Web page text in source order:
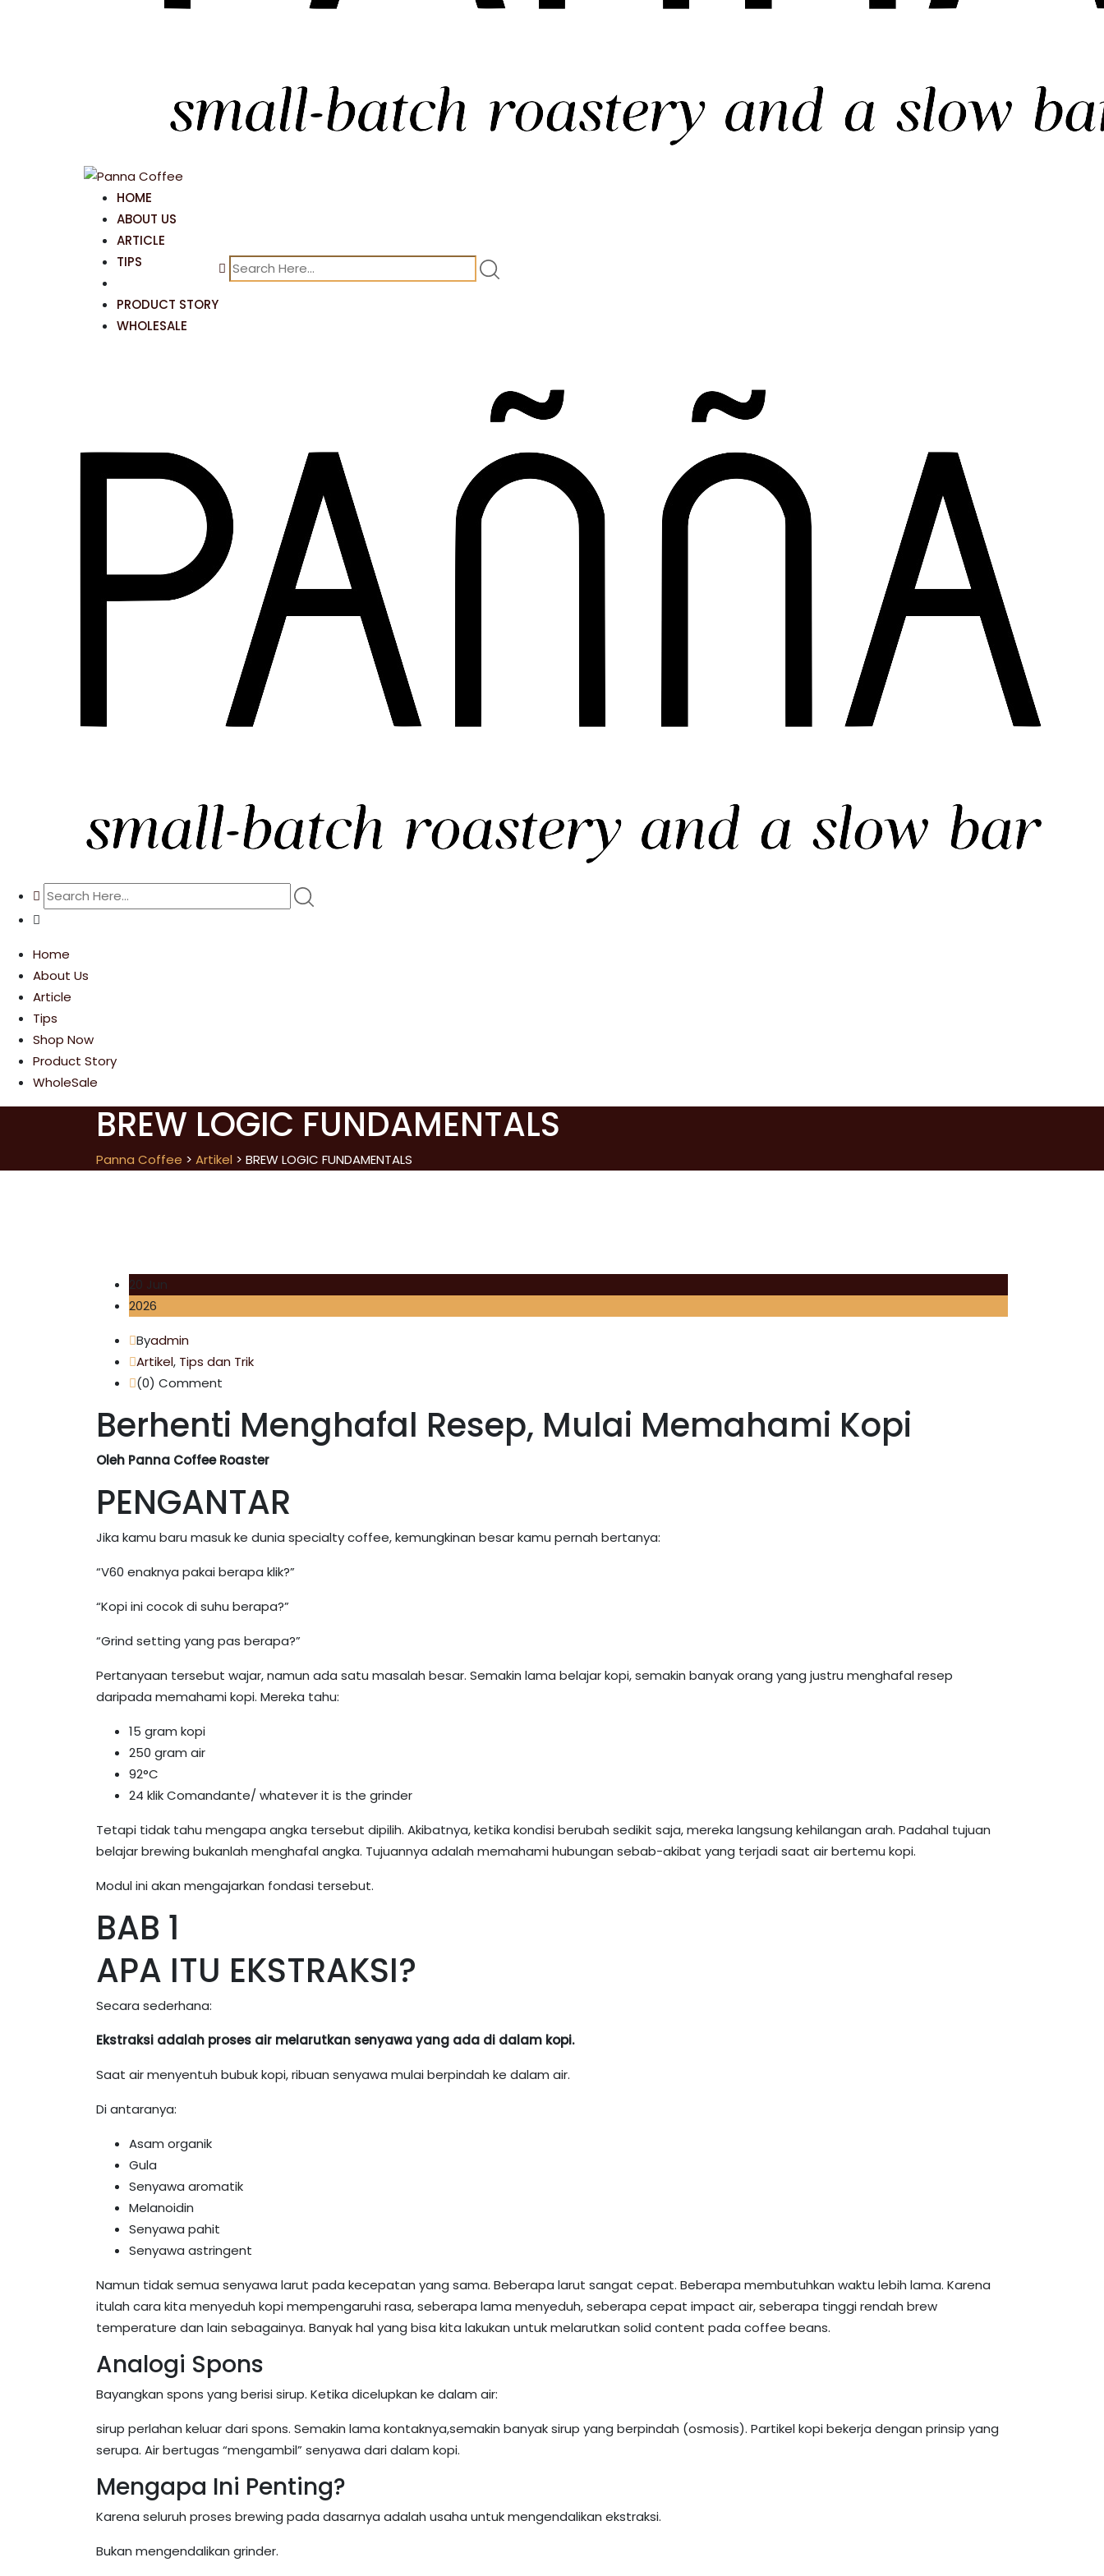
HOME
ABOUT US
ARTICLE
TIPS
PRODUCT STORY
WHOLESALE
Home
About Us
Article
Tips
Shop Now
Product Story
WholeSale
BREW LOGIC FUNDAMENTALS
Panna Coffee > Artikel > BREW LOGIC FUNDAMENTALS
20 Jun
2026
Byadmin
Artikel, Tips dan Trik
(0) Comment
Berhenti Menghafal Resep, Mulai Memahami Kopi
Oleh Panna Coffee Roaster
PENGANTAR
Jika kamu baru masuk ke dunia specialty coffee, kemungkinan besar kamu pernah bertanya:
“V60 enaknya pakai berapa klik?”
“Kopi ini cocok di suhu berapa?”
“Grind setting yang pas berapa?”
Pertanyaan tersebut wajar, namun ada satu masalah besar. Semakin lama belajar kopi, semakin banyak orang yang justru menghafal resep
daripada memahami kopi. Mereka tahu:
15 gram kopi
250 gram air
92°C
24 klik Comandante/ whatever it is the grinder
Tetapi tidak tahu mengapa angka tersebut dipilih. Akibatnya, ketika kondisi berubah sedikit saja, mereka langsung kehilangan arah. Padahal tujuan
belajar brewing bukanlah menghafal angka. Tujuannya adalah memahami hubungan sebab-akibat yang terjadi saat air bertemu kopi.
Modul ini akan mengajarkan fondasi tersebut.
BAB 1
APA ITU EKSTRAKSI?
Secara sederhana:
Ekstraksi adalah proses air melarutkan senyawa yang ada di dalam kopi.
Saat air menyentuh bubuk kopi, ribuan senyawa mulai berpindah ke dalam air.
Di antaranya:
Asam organik
Gula
Senyawa aromatik
Melanoidin
Senyawa pahit
Senyawa astringent
Namun tidak semua senyawa larut pada kecepatan yang sama. Beberapa larut sangat cepat. Beberapa membutuhkan waktu lebih lama. Karena
itulah cara kita menyeduh kopi mempengaruhi rasa, seberapa lama menyeduh, seberapa cepat impact air, seberapa tinggi rendah brew
temperature dan lain sebagainya. Banyak hal yang bisa kita lakukan untuk melarutkan solid content pada coffee beans.
Analogi Spons
Bayangkan spons yang berisi sirup. Ketika dicelupkan ke dalam air:
sirup perlahan keluar dari spons. Semakin lama kontaknya,semakin banyak sirup yang berpindah (osmosis). Partikel kopi bekerja dengan prinsip yang
serupa. Air bertugas “mengambil” senyawa dari dalam kopi.
Mengapa Ini Penting?
Karena seluruh proses brewing pada dasarnya adalah usaha untuk mengendalikan ekstraksi.
Bukan mengendalikan grinder.